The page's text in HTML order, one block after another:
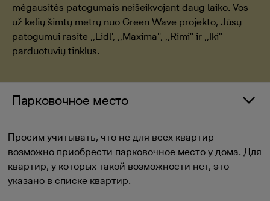
mėgausitės patogumais neišeikvojant daug laiko. Vos
už kelių šimtų metrų nuo Green Wave projekto, Jūsų
patogumui rasite ,,Lidl', ,,Maxima'', ,,Rimi'' ir ,,Iki''
parduotuvių tinklus.
Парковочное место
Просим учитывать, что не для всех квартир
возможно приобрести парковочное место у дома. Для
квартир, у которых такой возможности нет, это
указано в списке квартир.